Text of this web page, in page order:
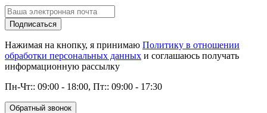
Подписаться
Нажимая на кнопку, я принимаю Политику в отношении
обработки персональных данных и соглашаюсь получать
информационную рассылку
Пн-Чт:: 09:00 - 18:00, Пт:: 09:00 - 17:30
Обратный звонок